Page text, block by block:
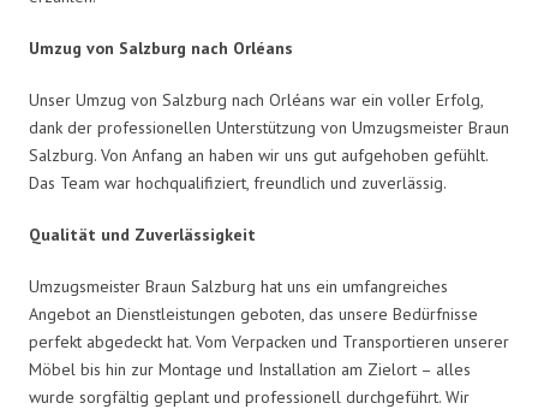
Umzug von Salzburg nach Orléans
Unser Umzug von Salzburg nach Orléans war ein voller Erfolg,
dank der professionellen Unterstützung von Umzugsmeister Braun
Salzburg. Von Anfang an haben wir uns gut aufgehoben gefühlt.
Das Team war hochqualifiziert, freundlich und zuverlässig.
Qualität und Zuverlässigkeit
Umzugsmeister Braun Salzburg hat uns ein umfangreiches
Angebot an Dienstleistungen geboten, das unsere Bedürfnisse
perfekt abgedeckt hat. Vom Verpacken und Transportieren unserer
Möbel bis hin zur Montage und Installation am Zielort – alles
wurde sorgfältig geplant und professionell durchgeführt. Wir